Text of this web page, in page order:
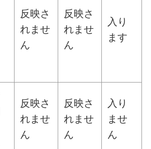
反映さ
れませ
ん
反映さ
れませ
ん
入り
ます
反映さ
れませ
ん
反映さ
れませ
ん
入り
ませ
ん